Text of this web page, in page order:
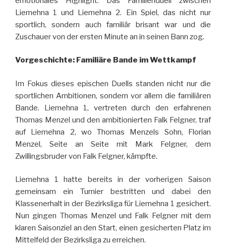
Liemehna 1 und Liemehna 2. Ein Spiel, das nicht nur
sportlich, sondern auch familiär brisant war und die
Zuschauer von der ersten Minute an in seinen Bann zog.
Vorgeschichte: Familiäre Bande im Wettkampf
Im Fokus dieses epischen Duells standen nicht nur die
sportlichen Ambitionen, sondern vor allem die familiären
Bande. Liemehna 1, vertreten durch den erfahrenen
Thomas Menzel und den ambitionierten Falk Felgner, traf
auf Liemehna 2, wo Thomas Menzels Sohn, Florian
Menzel, Seite an Seite mit Mark Felgner, dem
Zwillingsbruder von Falk Felgner, kämpfte.
Liemehna 1 hatte bereits in der vorherigen Saison
gemeinsam ein Turnier bestritten und dabei den
Klassenerhalt in der Bezirksliga für Liemehna 1 gesichert.
Nun gingen Thomas Menzel und Falk Felgner mit dem
klaren Saisonziel an den Start, einen gesicherten Platz im
Mittelfeld der Bezirksliga zu erreichen.